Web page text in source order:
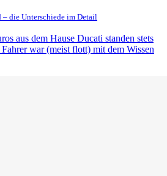
die Unterschiede im Detail
aus dem Hause Ducati standen stets
war (meist flott) mit dem Wissen